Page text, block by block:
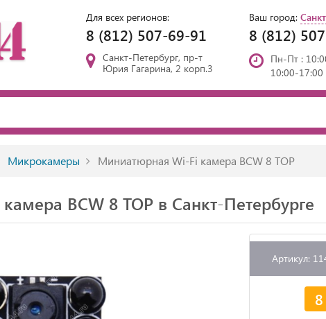
Для всех регионов:
8 (812) 507-69-91
Ваш город:
8 (812)
Санкт-Петербург, пр-т
Юрия Гагарина, 2 корп.3
Пн-Пт :
10:00-17:00
Микрокамеры Миниатюрная Wi-Fi камера BCW 8 TOP
BCW 8 TOP в Санкт-Петербурге
Артикул: